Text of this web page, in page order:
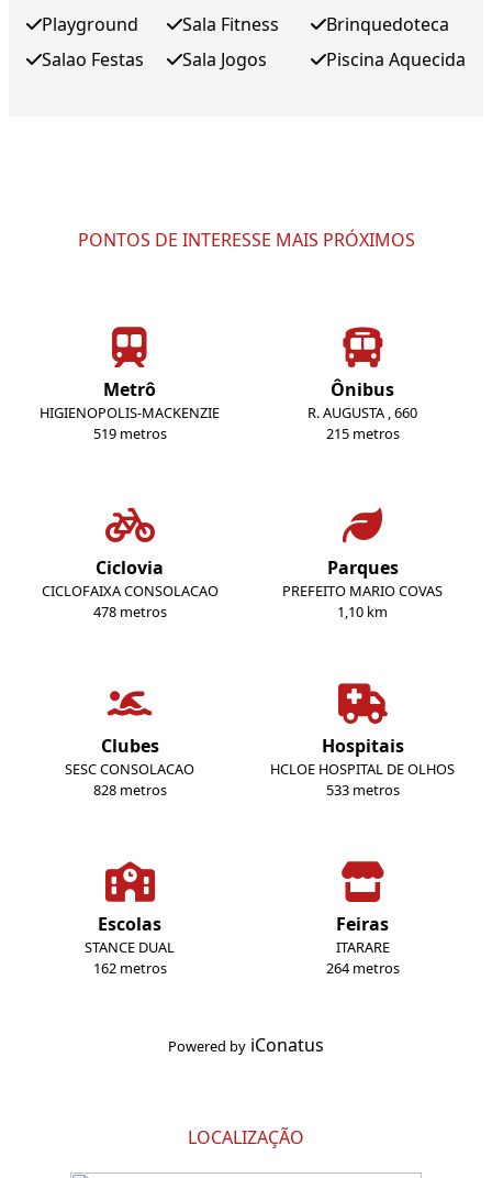
Playground
Salao Festas
Sala Fitness
Sala Jogos
Brinquedoteca
Piscina Aquecida
PONTOS DE INTERESSE MAIS PRÓXIMOS
Metrô
HIGIENOPOLIS-MACKENZIE
519 metros
Ônibus
R. AUGUSTA , 660
215 metros
Ciclovia
CICLOFAIXA CONSOLACAO
478 metros
Parques
PREFEITO MARIO COVAS
1,10 km
Clubes
SESC CONSOLACAO
828 metros
Hospitais
HCLOE HOSPITAL DE OLHOS
533 metros
Escolas
STANCE DUAL
162 metros
Feiras
ITARARE
264 metros
Powered by iConatus
LOCALIZAÇÃO